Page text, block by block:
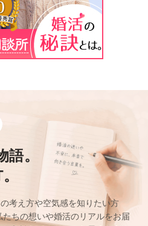
。
考え方や空気感を知りたい方
ちの想いや婚活のリアルをお届